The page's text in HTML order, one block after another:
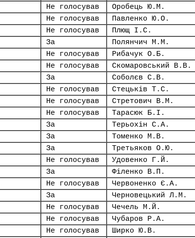
Не голосував Оробець Ю.М.
Не голосував Павленко Ю.О.
Не голосував Плющ І.С.
За Полянчич М.М.
Не голосував Рибачук О.Б.
Не голосував Скомаровський В.В.
За Соболєв С.В.
Не голосував Стецьків Т.С.
Не голосував Стретович В.М.
Не голосував Тарасюк Б.І.
За Терьохін С.А.
За Томенко М.В.
За Третьяков О.Ю.
Не голосував Удовенко Г.Й.
За Філенко В.П.
Не голосував Червоненко Є.А.
За Черновецький Л.М.
Не голосував Чечель М.Й.
Не голосував Чубаров Р.А.
Не голосував Ширко Ю.В.